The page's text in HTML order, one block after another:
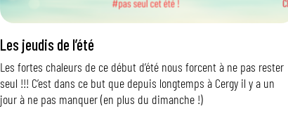
Les jeudis de l’été
Les fortes chaleurs de ce début d’été nous forcent à ne pas rester
seul !!! C’est dans ce but que depuis longtemps à Cergy il y a un
jour à ne pas manquer (en plus du dimanche !)